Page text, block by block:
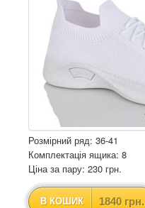
Розмірний ряд: 36-41
Комплектація ящика: 8
Ціна за пару: 230 грн.
В КОШИК 1840 грн.